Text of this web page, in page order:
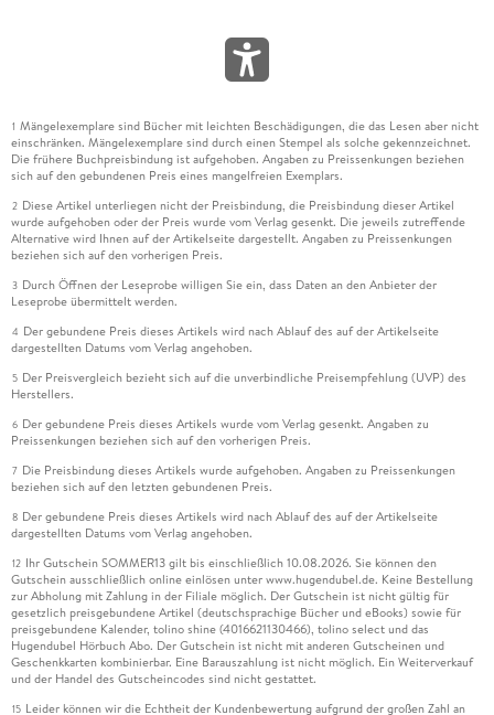
1 Mängelexemplare sind Bücher mit leichten Beschädigungen, die das Lesen aber nicht
einschränken. Mängelexemplare sind durch einen Stempel als solche gekennzeichnet.
Die frühere Buchpreisbindung ist aufgehoben. Angaben zu Preissenkungen beziehen
sich auf den gebundenen Preis eines mangelfreien Exemplars.
2 Diese Artikel unterliegen nicht der Preisbindung, die Preisbindung dieser Artikel
wurde aufgehoben oder der Preis wurde vom Verlag gesenkt. Die jeweils zutreffende
Alternative wird Ihnen auf der Artikelseite dargestellt. Angaben zu Preissenkungen
beziehen sich auf den vorherigen Preis.
3 Durch Öffnen der Leseprobe willigen Sie ein, dass Daten an den Anbieter der
Leseprobe übermittelt werden.
4 Der gebundene Preis dieses Artikels wird nach Ablauf des auf der Artikelseite
dargestellten Datums vom Verlag angehoben.
5 Der Preisvergleich bezieht sich auf die unverbindliche Preisempfehlung (UVP) des
Herstellers.
6 Der gebundene Preis dieses Artikels wurde vom Verlag gesenkt. Angaben zu
Preissenkungen beziehen sich auf den vorherigen Preis.
7 Die Preisbindung dieses Artikels wurde aufgehoben. Angaben zu Preissenkungen
beziehen sich auf den letzten gebundenen Preis.
8 Der gebundene Preis dieses Artikels wird nach Ablauf des auf der Artikelseite
dargestellten Datums vom Verlag angehoben.
12 Ihr Gutschein SOMMER13 gilt bis einschließlich 10.08.2026. Sie können den
Gutschein ausschließlich online einlösen unter www.hugendubel.de. Keine Bestellung
zur Abholung mit Zahlung in der Filiale möglich. Der Gutschein ist nicht gültig für
gesetzlich preisgebundene Artikel (deutschsprachige Bücher und eBooks) sowie für
preisgebundene Kalender, tolino shine (4016621130466), tolino select und das
Hugendubel Hörbuch Abo. Der Gutschein ist nicht mit anderen Gutscheinen und
Geschenkkarten kombinierbar. Eine Barauszahlung ist nicht möglich. Ein Weiterverkauf
und der Handel des Gutscheincodes sind nicht gestattet.
15 Leider können wir die Echtheit der Kundenbewertung aufgrund der großen Zahl an